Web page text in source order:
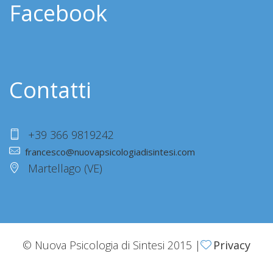
Facebook
Contatti
+39 366 9819242
francesco@nuovapsicologiadisintesi.com
Martellago (VE)
© Nuova Psicologia di Sintesi 2015 | Privacy